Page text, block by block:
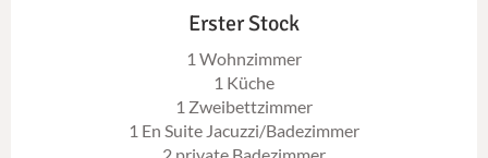
Erster Stock
1 Wohnzimmer
1 Küche
1 Zweibettzimmer
1 En Suite Jacuzzi/Badezimmer
2 private Badezimmer